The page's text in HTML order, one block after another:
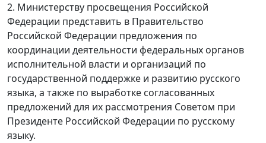
2. Министерству просвещения Российской
Федерации представить в Правительство
Российской Федерации предложения по
координации деятельности федеральных органов
исполнительной власти и организаций по
государственной поддержке и развитию русского
языка, а также по выработке согласованных
предложений для их рассмотрения Советом при
Президенте Российской Федерации по русскому
языку.